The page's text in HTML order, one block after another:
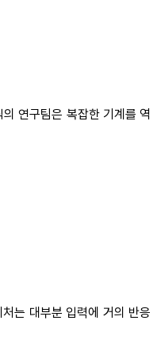
연구팀은 복잡한 기계를 역
는 대부분 입력에 거의 반응